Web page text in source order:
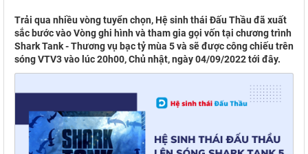
Trải qua nhiều vòng tuyển chọn, Hệ sinh thái Đấu Thầu đã xuất
sắc bước vào Vòng ghi hình và tham gia gọi vốn tại chương trình
Shark Tank - Thương vụ bạc tỷ mùa 5 và sẽ được công chiếu trên
sóng VTV3 vào lúc 20h00, Chủ nhật, ngày 04/09/2022 tới đây.